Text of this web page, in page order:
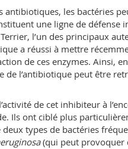
antibiotiques, les bactéries
une ligne de
l’un des principaux
a réussi à mettre
de ces enzymes. Ainsi,
de l’antibiotique peut être
de cet inhibiteur à
Ils ont ciblé plus
types de bactéries
(qui peut provoquer